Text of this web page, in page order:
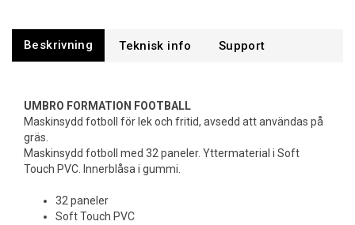
Beskrivning Support
UMBRO FORMATION FOOTBALL
Maskinsydd fotboll för lek och fritid, avsedd att användas på
gräs.
Maskinsydd fotboll med 32 paneler. Yttermaterial i Soft
Touch PVC. Innerblåsa i gummi.
32 paneler
Soft Touch PVC